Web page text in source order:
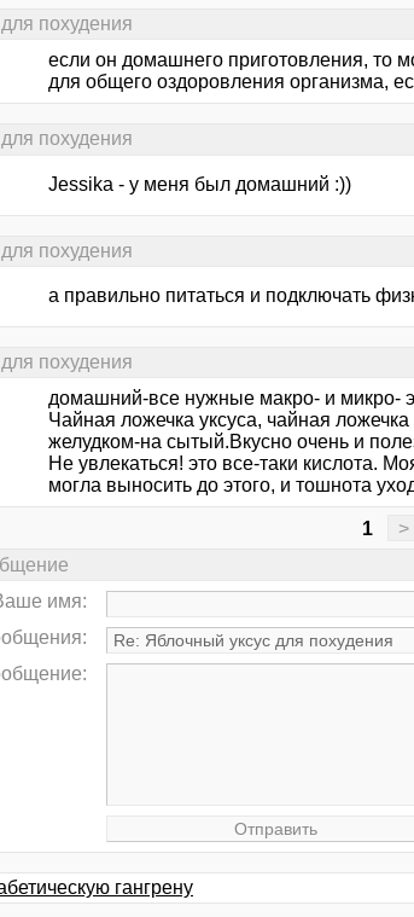
похудения
если он домашнего приготовления, то
для общего оздоровления организма,
похудения
Jessika - у меня был домашний :))
похудения
а правильно питаться и подключать
похудения
домашний-все нужные макро- и микро-
Чайная ложечка уксуса, чайная
желудком-на сытый.Вкусно очень и
Не увлекаться! это все-таки кислота.
могла выносить до этого, и тошнота
1 >
имя:
гангрену